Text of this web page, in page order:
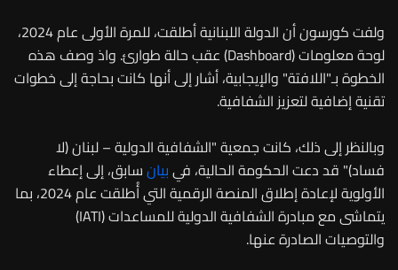
ولفت كورسون أن الدولة اللبنانية أطلقت، للمرة الأولى عام 2024،
لوحة معلومات (Dashboard) عقب حالة طوارئ. واذ وصف هذه
الخطوة بـ"اللافتة" والإيجابية، أشار إلى أنها كانت بحاجة إلى خطوات
تقنية إضافية لتعزيز الشفافية.
وبالنظر إلى ذلك، كانت جمعية "الشفافية الدولية – لبنان (لا
فساد)" قد دعت الحكومة الحالية، فيبيانسابق، إلى إعطاء
الأولوية لإعادة إطلاق المنصة الرقمية التي أُطلقت عام 2024، بما
يتماشى مع مبادرة الشفافية الدولية للمساعدات (IATI)
والتوصيات الصادرة عنها.